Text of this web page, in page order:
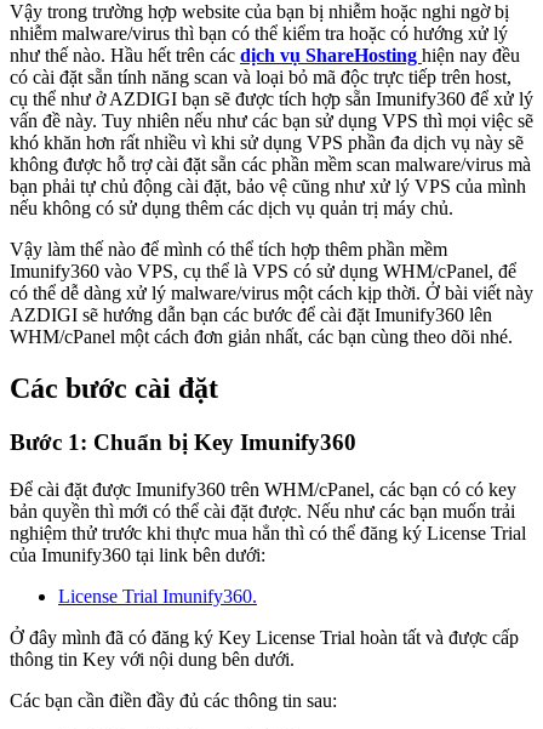
Vậy trong trường hợp website của bạn bị nhiễm hoặc nghi ngờ bị
nhiễm malware/virus thì bạn có thể kiểm tra hoặc có hướng xử lý
như thế nào. Hầu hết trên các dịch vụ ShareHosting hiện nay đều
có cài đặt sẵn tính năng scan và loại bỏ mã độc trực tiếp trên host,
cụ thể như ở AZDIGI bạn sẽ được tích hợp sẵn Imunify360 để xử lý
vấn đề này. Tuy nhiên nếu như các bạn sử dụng VPS thì mọi việc sẽ
khó khăn hơn rất nhiều vì khi sử dụng VPS phần đa dịch vụ này sẽ
không được hỗ trợ cài đặt sẵn các phần mềm scan malware/virus mà
bạn phải tự chủ động cài đặt, bảo vệ cũng như xử lý VPS của mình
nếu không có sử dụng thêm các dịch vụ quản trị máy chủ.
Vậy làm thế nào để mình có thể tích hợp thêm phần mềm
Imunify360 vào VPS, cụ thể là VPS có sử dụng WHM/cPanel, để
có thể dễ dàng xử lý malware/virus một cách kịp thời. Ở bài viết này
AZDIGI sẽ hướng dẫn bạn các bước để cài đặt Imunify360 lên
WHM/cPanel một cách đơn giản nhất, các bạn cùng theo dõi nhé.
Các bước cài đặt
Bước 1: Chuẩn bị Key Imunify360
Để cài đặt được Imunify360 trên WHM/cPanel, các bạn có có key
bản quyền thì mới có thể cài đặt được. Nếu như các bạn muốn trải
nghiệm thử trước khi thực mua hẳn thì có thể đăng ký License Trial
của Imunify360 tại link bên dưới:
License Trial Imunify360.
Ở đây mình đã có đăng ký Key License Trial hoàn tất và được cấp
thông tin Key với nội dung bên dưới.
Các bạn cần điền đầy đủ các thông tin sau: